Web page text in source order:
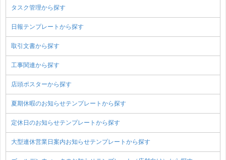
タスク管理から探す
日報テンプレートから探す
取引文書から探す
工事関連から探す
店頭ポスターから探す
夏期休暇のお知らせテンプレートから探す
定休日のお知らせテンプレートから探す
大型連休営業日案内お知らせテンプレートから探す